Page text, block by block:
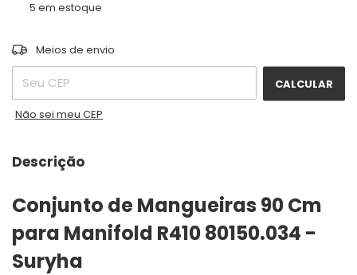
5 em estoque
Entregas para o CEP:
Meios de envio
CALCULAR
Não sei meu CEP
Descrição
Conjunto de Mangueiras 90 Cm
para Manifold R410 80150.034 -
Suryha